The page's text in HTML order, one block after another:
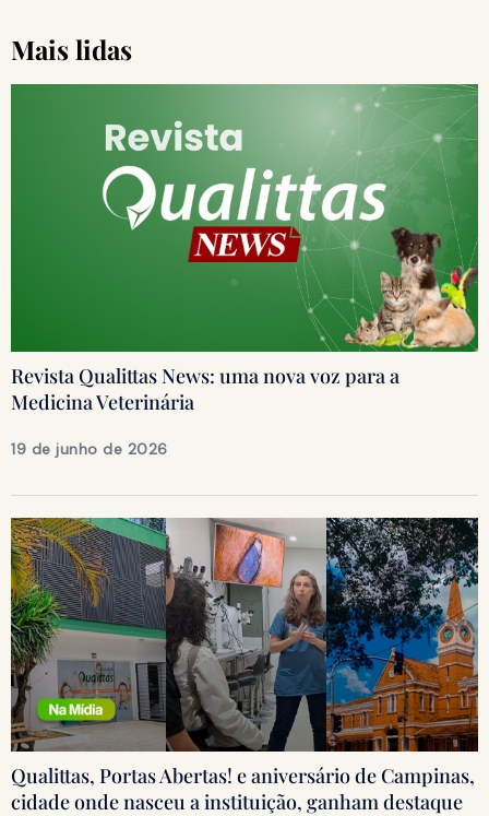
Mais lidas
Revista Qualittas News: uma nova voz para a
Medicina Veterinária
19 de junho de 2026
Qualittas, Portas Abertas! e aniversário de Campinas,
cidade onde nasceu a instituição, ganham destaque